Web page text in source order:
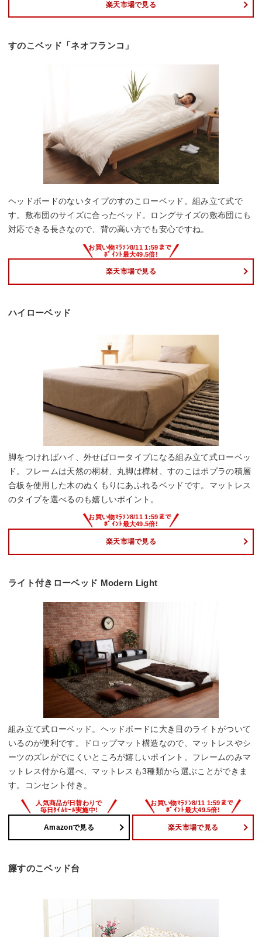
楽天市場で見る
すのこベッド「ネオフランコ」
ヘッドボードのないタイプのすのこローベッド。組み立て式で
す。敷布団のサイズに合ったベッド。ロングサイズの敷布団にも
対応できる長さなので、背の高い方でも安心ですね。
楽天市場で見る
ハイローベッド
脚をつければハイ、外せばロータイプになる組み立て式ローベッ
ド。フレームは天然の桐材、丸脚は樺材、すのこはポプラの積層
合板を使用した木のぬくもりにあふれるベッドです。マットレス
のタイプを選べるのも嬉しいポイント。
楽天市場で見る
ライト付きローベッド Modern Light
組み立て式ローベッド。ヘッドボードに大き目のライトがついて
いるのが便利です。ドロップマット構造なので、マットレスやシ
ーツのズレがでにくいところが嬉しいポイント。フレームのみマ
ットレス付から選べ、マットレスも3種類から選ぶことができま
す。コンセント付き。
Amazonで見る 楽天市場で見る
籐すのこベッド台